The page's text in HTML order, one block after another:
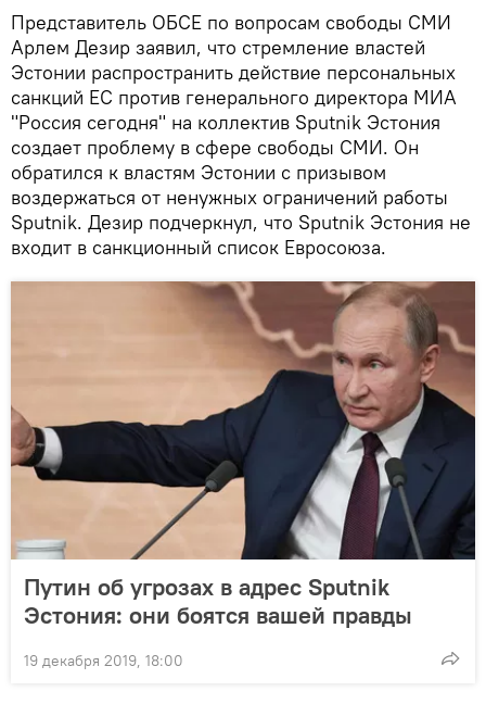
Представитель ОБСЕ по вопросам свободы СМИ
Арлем Дезир заявил, что стремление властей
Эстонии распространить действие персональных
санкций ЕС против генерального директора МИА
"Россия сегодня" на коллектив Sputnik Эстония
создает проблему в сфере свободы СМИ. Он
обратился к властям Эстонии с призывом
воздержаться от ненужных ограничений работы
Sputnik. Дезир подчеркнул, что Sputnik Эстония не
входит в санкционный список Евросоюза.
Путин об угрозах в адрес Sputnik
Эстония: они боятся вашей правды
19 декабря 2019, 18:00